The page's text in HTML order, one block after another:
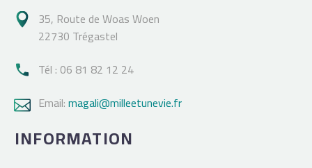
 35, Route de Woas Woen
22730 Trégastel
 Tél : 06 81 82 12 24
 Email:magali@milleetunevie.fr
INFORMATION